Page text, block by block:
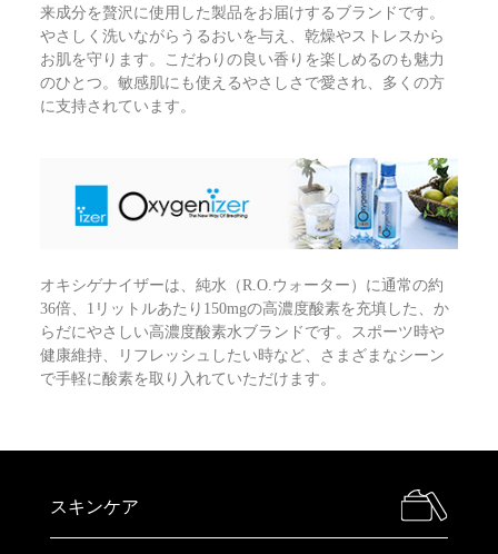
来成分を贅沢に使用した製品をお届けするブランドです。
やさしく洗いながらうるおいを与え、乾燥やストレスから
お肌を守ります。こだわりの良い香りを楽しめるのも魅力
のひとつ。敏感肌にも使えるやさしさで愛され、多くの方
に支持されています。
オキシゲナイザーは、純水（R.O.ウォーター）に通常の約
36倍、1リットルあたり150mgの高濃度酸素を充填した、か
らだにやさしい高濃度酸素水ブランドです。スポーツ時や
健康維持、リフレッシュしたい時など、さまざまなシーン
で手軽に酸素を取り入れていただけます。
スキンケア